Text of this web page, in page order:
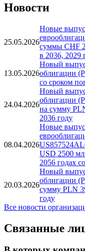
Новости
25.05.2026
Новые
суммы CHF
в 2036, 2029
13.05.2026
Новый
облигации
со сроком
24.04.2026
Новый
облигации
на сумму
2036 году
08.04.2026
Новые
USD 2500
2056 годах
20.03.2026
Новый
облигации
сумму PLN
году
Все новости
Связанные